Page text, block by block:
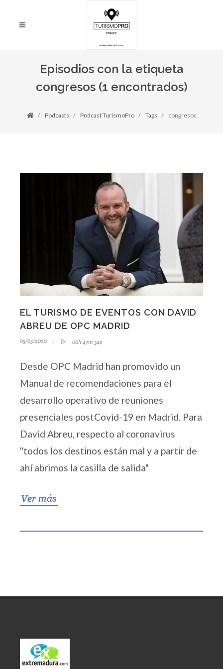
Episodios con la etiqueta
congresos (1 encontrados)
Podcasts Podcast TurismoPro Tags congresos
EL TURISMO DE EVENTOS CON DAVID
ABREU DE OPC MADRID
05/05/2020 00h 47m 34s
Desde OPC Madrid han promovido un
Manual de recomendaciones para el
desarrollo operativo de reuniones
presenciales postCovid-19 en Madrid. Para
David Abreu, respecto al coronavirus
"todos los destinos están mal y a partir de
ahí abrimos la casilla de salida"
Ver más